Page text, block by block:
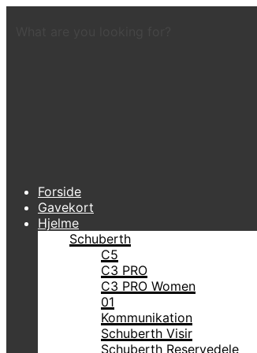
Forside
Gavekort
Hjelme
Schuberth
C5
C3 PRO
C3 PRO Women
01
Kommunikation
Schuberth Visir
Schuberth Reservedele